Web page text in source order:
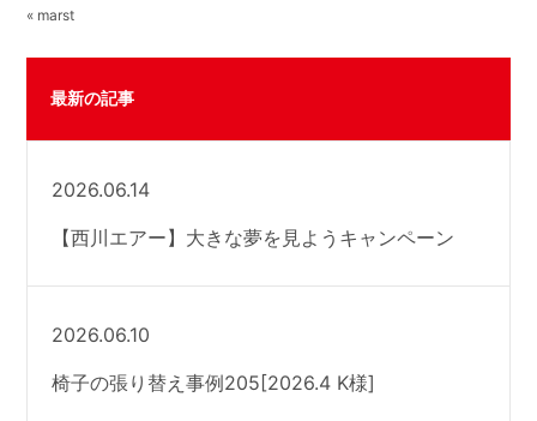
« marst
最新の記事
2026.06.14
【西川エアー】大きな夢を見ようキャンペーン
2026.06.10
椅子の張り替え事例205[2026.4 K様]